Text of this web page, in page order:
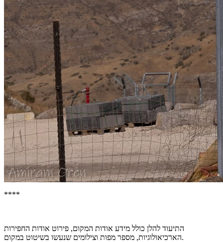
****
התיעוד להלן כולל מידע אודות המקום, פירוט אודות החפירות
הארכיאולוגיות, מספר מפות וצילומים שנעשו בשיטוט במקום.